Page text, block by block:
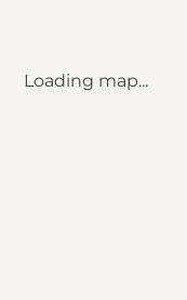
Loading map...